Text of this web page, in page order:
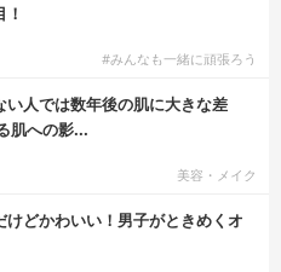
#みんなも一緒に頑張ろう
い人では数年後の肌に大きな差
肌への影...
美容・メイク
けどかわいい！男子がときめくオ